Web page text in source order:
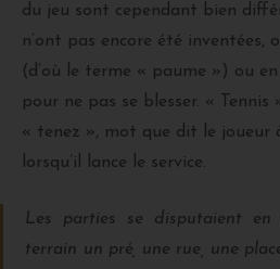
du jeu sont cependant bien
n’ont pas encore été inventées,
(d’où le terme « paume ») ou
pour ne pas se blesser. «
« tenez », mot que dit le joueur
lorsqu’il lance le service.
Les parties se disputaient en
terrain un pré, une rue, une